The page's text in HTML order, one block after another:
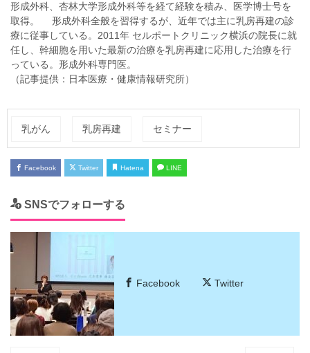
形成外科、杏林大学形成外科等を経て経験を積み、医学博士号を
取得。 形成外科全般を習得するが、近年では主に乳房再建の診
療に従事している。2011年 セルポートクリニック横浜の院長に就
任し、幹細胞を用いた最新の治療を乳房再建に応用した治療を行
っている。形成外科専門医。
（記事提供：日本医療・健康情報研究所）
乳がん 乳房再建 セミナー
Facebook Twitter Hatena LINE
SNSでフォローする
Facebook Twitter